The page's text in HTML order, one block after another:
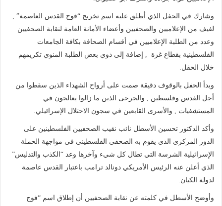
وشارك في الحفل الذي أطلق عليه اسم تخريج “فوج القدس العاصمة” ,
لفيف من الإعلاميين والصحفيين وأعضاء الأمانة العامة لنقابة الصحفيين
وعدد من الطلبة الإعلاميين في أقسام الصحافة بكافة الجامعات
الفلسطينية بقطاع غزة , إضافة إلى ذوي بعض الطلبة المنوي تكريمهم
خلال الحفل.
وبدأ الحفل بالوقوف دقيقة صمت على أرواح الشهداء الذين سقطوا من
أجل القدس وفلسطين , والجرحى الذين ما زالوا يعالجون في
المستشفيات , والأسرى القابعين في سجون الاحتلال الإسرائيلي.
وأكد الدكتور تحسين الأسطل نائب نقيب الصحفيين الفلسطينين على
الدور المركزي الذي يقوم به الصحفي الفلسطيني في مواجهة الحملة
الإسرائيلية الشرسة التي تطال كل شيء وآخرها وعد “الكذب والتدليس”
الذي أعلن عنه الرئيس الأمريكي دونالد ترامب باعتبار القدس عاصمة
لدولة الكيان.
وأوضح الأسطل في كلمته عن نقابة الصحفيين أن إطلاق اسم “فوج